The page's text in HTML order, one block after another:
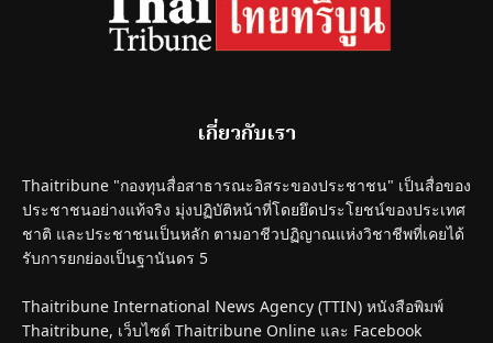
เกี่ยวกับเรา
Thaitribune "กองทุนสื่อสาธารณะอิสระของประชาชน" เป็นสื่อของ
ประชาชนอย่างแท้จริง มุ่งปฏิบัติหน้าที่โดยยึดประโยชน์ของประเทศ
ชาติ และประชาชนเป็นหลัก ตามอาชีวปฏิญาณแห่งวิชาชีพที่เคยได้
รับการยกย่องเป็นฐานันดร 5
Thaitribune International News Agency (TTIN) หนังสือพิมพ์
Thaitribune, เว็บไซต์ Thaitribune Online และ Facebook